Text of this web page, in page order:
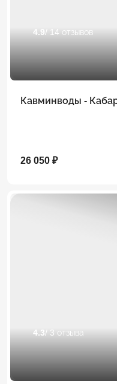
4.9 / 14 отзывов
Кавминводы -
26 050 ₽
4.3/ 3 отзыва